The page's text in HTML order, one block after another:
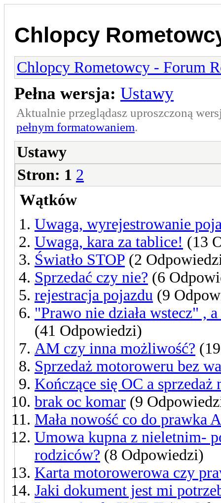
Chlopcy
Chlopcy Rometowcy - Forum
Pełna wersja: Ustawy
Aktualnie przeglądasz uproszczoną
pełnym formatowaniem.
Ustawy
Stron: 1 2
Wątków
Uwaga, wyrejestrowanie
Uwaga, kara za tablice! (13
Światło STOP (2
Sprzedać czy nie? (6
rejestracja pojazdu (9
"Prawo nie działa wstecz" ,
(41 Odpowiedzi)
AM czy inna możliwość?
Sprzedaż motoroweru bez
Kończące się OC a sprzedaż
brak oc komar (9
Mała nowość co do prawka
Umowa kupna z nieletnim-
rodziców? (8 Odpowiedzi)
Karta motorowerowa czy
Jaki dokument jest mi